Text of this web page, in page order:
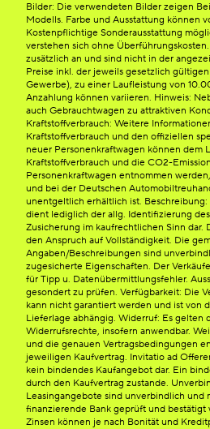
Bilder: Die verwendeten Bilder zeigen
Modells. Farbe und Ausstattung können
Kostenpflichtige Sonderausstattung
verstehen sich ohne
zusätzlich an und sind nicht in der
Preise inkl. der jeweils gesetzlich
Gewerbe), zu einer Laufleistung von
Anzahlung können variieren. Hinweis:
auch Gebrauchtwagen zu attraktiven
Kraftstoffverbrauch: Weitere
Kraftstoffverbrauch und den offiziellen
neuer Personenkraftwagen können dem
Kraftstoffverbrauch und die CO2-
Personenkraftwagen entnommen
und bei der Deutschen
unentgeltlich erhältlich ist.
dient lediglich der allg. Identifizierung
Zusicherung im kaufrechtlichen Sinn dar.
den Anspruch auf Vollständigkeit. Die
Angaben/Beschreibungen sind
zugesicherte Eigenschaften. Der
für Tipp u. Datenübermittlungsfehler.
gesondert zu prüfen. Verfügbarkeit: Die
kann nicht garantiert werden und ist von
Lieferlage abhängig. Widerruf: Es gelten
Widerrufsrechte, insofern anwendbar.
und die genauen Vertragsbedingungen
jeweiligen Kaufvertrag. Invitatio ad
kein bindendes Kaufangebot dar. Ein
durch den Kaufvertrag zustande.
Leasingangebote sind unverbindlich und
finanzierende Bank geprüft und
Zinsen können je nach Bonität und